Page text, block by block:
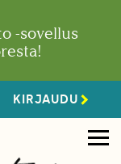
-sovellus
KIRJAUDU